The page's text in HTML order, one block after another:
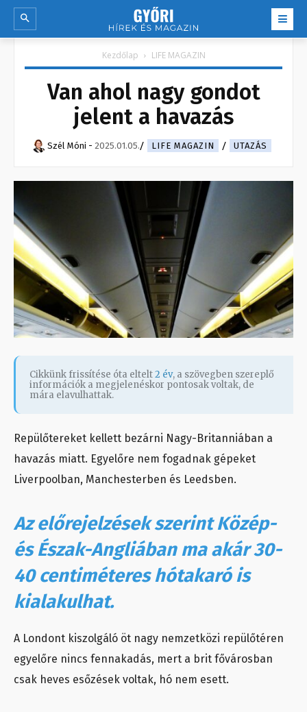
Kezdőlap LIFE MAGAZIN
Van ahol nagy gondot
jelent a havazás
Szél Móni - 2025.01.05. LIFE MAGAZIN UTAZÁS
Cikkünk frissítése óta eltelt2 év, a szövegben szereplő
információk a megjelenéskor pontosak voltak, de
mára elavulhattak.
Repülőtereket kellett bezárni Nagy-Britanniában a
havazás miatt. Egyelőre nem fogadnak gépeket
Liverpoolban, Manchesterben és Leedsben.
Az előrejelzések szerint Közép-
és Észak-Angliában ma akár 30-
40 centiméteres hótakaró is
kialakulhat.
A Londont kiszolgáló öt nagy nemzetközi repülőtéren
egyelőre nincs fennakadás, mert a brit fővárosban
csak heves esőzések voltak, hó nem esett.